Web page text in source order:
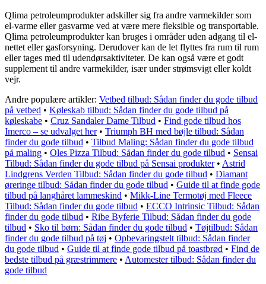
Qlima petroleumprodukter adskiller sig fra andre varmekilder som
el-varme eller gasvarme ved at være mere fleksible og transportable.
Qlima petroleumprodukter kan bruges i områder uden adgang til el-
nettet eller gasforsyning. Derudover kan de let flyttes fra rum til rum
eller tages med til udendørsaktiviteter. De kan også være et godt
supplement til andre varmekilder, især under strømsvigt eller koldt
vejr.
Andre populære artikler: Vetbed tilbud: Sådan finder du gode tilbud
på vetbed • Køleskab tilbud: Sådan finder du gode tilbud på
køleskabe • Cruz Sandaler Dame Tilbud • Find gode tilbud hos
Imerco – se udvalget her• Triumph BH med bøjle tilbud: Sådan
finder du gode tilbud • Tilbud Maling: Sådan finder du gode tilbud
på maling • Oles Pizza Tilbud: Sådan finder du gode tilbud • Sensai
Tilbud: Sådan finder du gode tilbud på Sensai produkter• Astrid
Lindgrens Verden Tilbud: Sådan finder du gode tilbud • Diamant
øreringe tilbud: Sådan finder du gode tilbud • Guide til at finde gode
tilbud på langhåret lammeskind • Mikk-Line Termotøj med Fleece
Tilbud: Sådan finder du gode tilbud • ECCO Intrinsic Tilbud: Sådan
finder du gode tilbud • Ribe Byferie Tilbud: Sådan finder du gode
tilbud • Sko til børn: Sådan finder du gode tilbud • Tøjtilbud: Sådan
finder du gode tilbud på tøj • Opbevaringstelt tilbud: Sådan finder
du gode tilbud • Guide til at finde gode tilbud på toastbrød • Find de
bedste tilbud på græstrimmere • Automester tilbud: Sådan finder du
gode tilbud